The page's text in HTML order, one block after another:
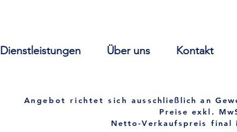
Dienstleistungen Über uns Kontakt
Angebot richtet sichausschließlich an
Preise exkl.
Netto-Verkaufspreis final